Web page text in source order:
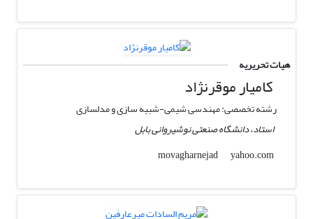
هیات تحریریه
کامیار موقرنژاد
رشته تخصصی: مهندسی شیمی-شبیه سازی و مدلسازی
استاد، دانشگاه صنعتی نوشیروانی بابل
movagharnejad
yahoo.com